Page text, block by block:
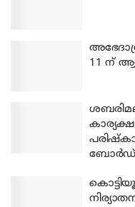
11 ന്
ബോര്‍ഡ്